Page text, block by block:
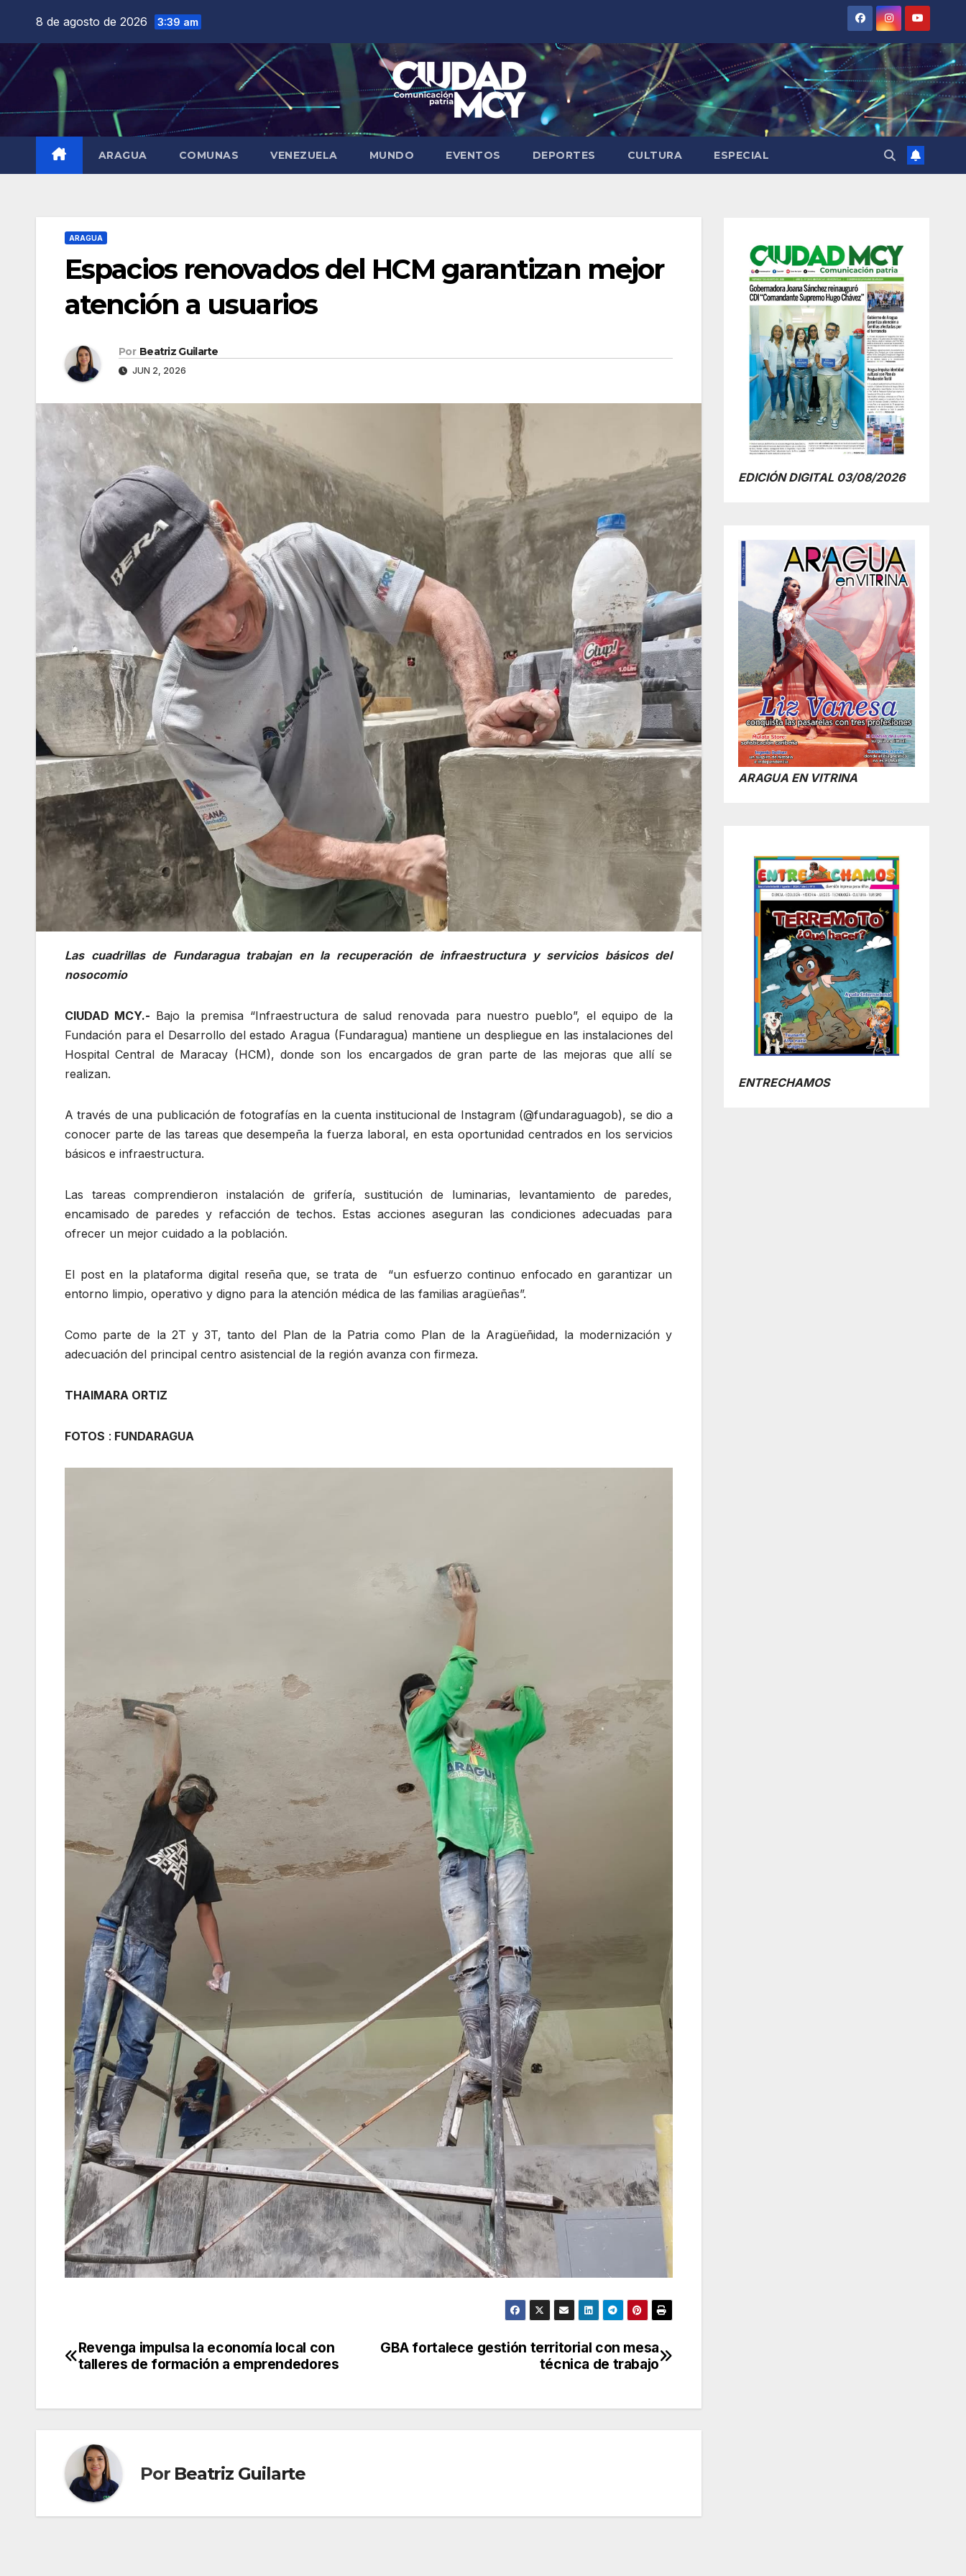
contenido
8 de agosto de 2026 3:39 am
ARAGUA COMUNAS VENEZUELA MUNDO EVENTOS DEPORTES CULTURA ESPECIAL
ARAGUA
Espacios renovados del HCM garantizan mejor
atención a usuarios
Por Beatriz Guilarte
JUN 2, 2026
Las cuadrillas de Fundaragua trabajan en la recuperación de infraestructura y servicios básicos del
nosocomio
CIUDAD MCY.- Bajo la premisa “Infraestructura de salud renovada para nuestro pueblo”, el equipo de la
Fundación para el Desarrollo del estado Aragua (Fundaragua) mantiene un despliegue en las instalaciones del
Hospital Central de Maracay (HCM), donde son los encargados de gran parte de las mejoras que allí se
realizan.
A través de una publicación de fotografías en la cuenta institucional de Instagram (@fundaraguagob), se dio a
conocer parte de las tareas que desempeña la fuerza laboral, en esta oportunidad centrados en los servicios
básicos e infraestructura.
Las tareas comprendieron instalación de grifería, sustitución de luminarias, levantamiento de paredes,
encamisado de paredes y refacción de techos. Estas acciones aseguran las condiciones adecuadas para
ofrecer un mejor cuidado a la población.
El post en la plataforma digital reseña que, se trata de “un esfuerzo continuo enfocado en garantizar un
entorno limpio, operativo y digno para la atención médica de las familias aragüeñas”.
Como parte de la 2T y 3T, tanto del Plan de la Patria como Plan de la Aragüeñidad, la modernización y
adecuación del principal centro asistencial de la región avanza con firmeza.
THAIMARA ORTIZ
FOTOS : FUNDARAGUA
Navegación
entradas
GBA fortalece gestión territorial con mesa
técnica de trabajo
Revenga impulsa la economía local con
talleres de formación a emprendedores
Por Beatriz Guilarte
EDICIÓN DIGITAL 03/08/2026
ARAGUA EN VITRINA
ENTRECHAMOS